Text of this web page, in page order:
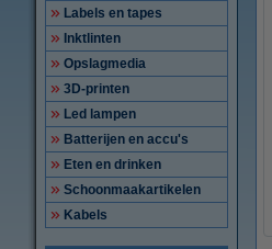
Labels en tapes
Inktlinten
Opslagmedia
3D-printen
Led lampen
Batterijen en accu's
Eten en drinken
Schoonmaakartikelen
Kabels